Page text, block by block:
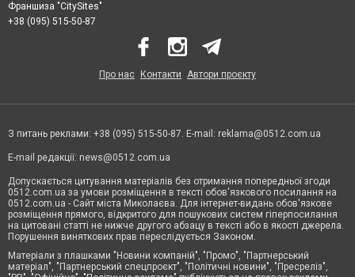
Франшиза "CitySites"
+38 (095) 515-50-87
Про нас Контакти Автори проєкту
З питань реклами: +38 (095) 515-50-87. E-mail: reklama@0512.com.ua
E-mail редакції: news@0512.com.ua
Допускається цитування матеріалів без отримання попередньої згоди
0512.com.ua за умови розміщення в тексті обов'язкового посилання на
0512.com.ua - Сайт міста Миколаєва. Для інтернет-видань обов'язкове
розміщення прямого, відкритого для пошукових систем гіперпосилання
на цитовані статті не нижче другого абзацу в тексті або в якості джерела.
Порушення виняткових прав переслідується Законом.
Матеріали з плашками "Новини компаній", "Промо", "Партнерський
матеріал", "Партнерський спецпроєкт", "Політичні новини", "Пресреліз",